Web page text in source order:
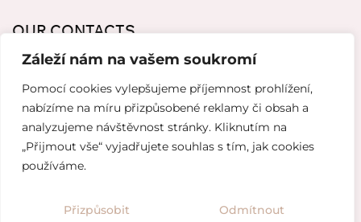
Záleží nám na vašem soukromí
Pomocí cookies vylepšujeme příjemnost prohlížení,
nabízíme na míru přizpůsobené reklamy či obsah a
analyzujeme návštěvnost stránky. Kliknutím na
„Přijmout vše“ vyjadřujete souhlas s tím, jak cookies
používáme.
Přizpůsobit Odmítnout
OUR CONTACTS
mikeladzebeauty@gmail.com
+420 773 724 042
Thámova 221, 186 00 Karlín, Česko